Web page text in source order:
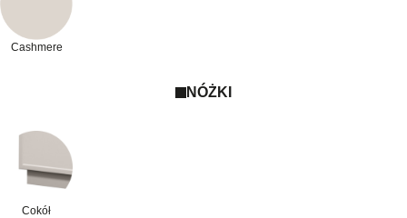
Cashmere
NÓŻKI
Cokół